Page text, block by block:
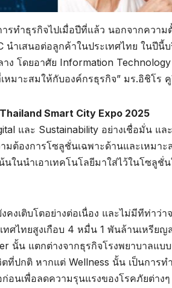
รทำธุรกิจไปเมื่อปีที่แล้ว นอกจากควา
ำเสนอต่อลูกค้าในประเทศไทย ในปีนี้
าง โดยอาศัย Information
หมาะสมให้กับองค์กรธุรกิจ” มร.อิชิโร คู
Smart City Expo 2025
และ Sustainability อย่างเชื่อมั่น
มต้องการโซลูชั่นเฉพาะด้านและเหมา
น้นในนำเอาเทคโนโลยีมาใส่ไว้ในโซลู
งเติบโตอย่างต่อเนื่อง และไม่มีทีท่าว่
ทศไทยสูงเกือบ 4 หมื่น 1 พันล้านเหรีย
นั้น แตกต่างจากธุรกิจโรงพยาบาลแบ
ปกติ หากแต่ Wellness นั้น เป็นการ
อนเพื่อลดความรุนแรงของโรคภัยต่างๆ